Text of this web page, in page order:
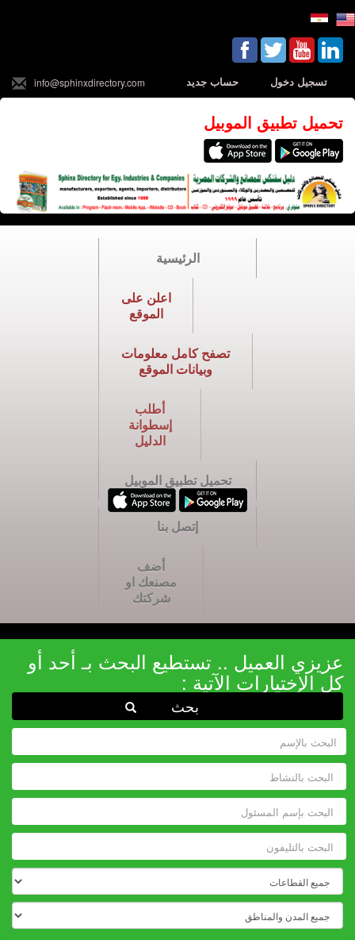
تسجيل دخول حساب جديد info@sphinxdirectory.com
تحميل تطبيق الموبيل
الرئيسية
اعلن على
الموقع
تصفح كامل معلومات
وبيانات الموقع
أطلب
إسطوانة
الدليل
تحميل تطبيق الموبيل
إتصل بنا
أضف
مصنعك او
شركتك
عزيزي العميل .. تستطيع البحث بـ أحد أو
كل الإختيارات الآتية :